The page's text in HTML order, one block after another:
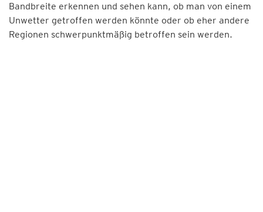
Bandbreite erkennen und sehen kann, ob man von einem
Unwetter getroffen werden könnte oder ob eher andere
Regionen schwerpunktmäßig betroffen sein werden.